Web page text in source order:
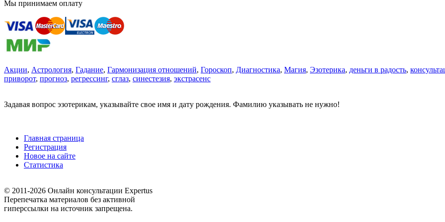
Мы принимаем оплату
Акции, Астрология, Гадание, Гармонизация отношений, Гороскоп, Диагностика, Магия, Эзотерика, деньги в радость,
приворот, прогноз, регрессинг, сглаз, синестезия, экстрасенс
Задавая вопрос эзотерикам, указывайте свое имя и дату рождения. Фамилию указывать не нужно!
Главная страница
Регистрация
Новое на сайте
Статистика
© 2011-2026 Онлайн консультации Expertus
Перепечатка материалов без активной
гиперссылки на источник запрещена.